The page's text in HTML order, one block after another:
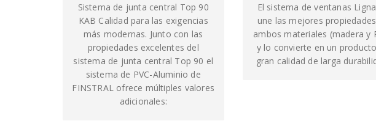
Sistema de junta central Top 90
KAB Calidad para las exigencias
más modernas. Junto con las
propiedades excelentes del
sistema de junta central Top 90 el
sistema de PVC-Aluminio de
FINSTRAL ofrece múltiples valores
adicionales:
El sistema de ventanas
une las mejores
ambos materiales (madera y
y lo convierte en un
gran calidad de larga